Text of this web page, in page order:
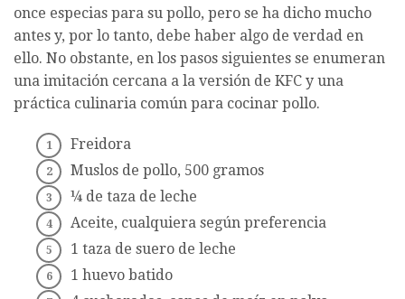
once especias para su pollo, pero se ha dicho mucho
antes y, por lo tanto, debe haber algo de verdad en
ello. No obstante, en los pasos siguientes se enumeran
una imitación cercana a la versión de KFC y una
práctica culinaria común para cocinar pollo.
Freidora
Muslos de pollo, 500 gramos
¼ de taza de leche
Aceite, cualquiera según preferencia
1 taza de suero de leche
1 huevo batido